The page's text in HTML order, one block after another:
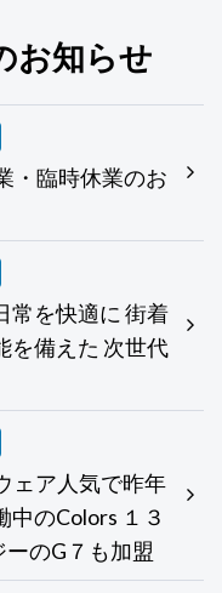
お知らせ
・臨時休業のお
常を快適に 街着
を備えた 次世代
ェア人気で昨年
のColors １３
のG７も加盟